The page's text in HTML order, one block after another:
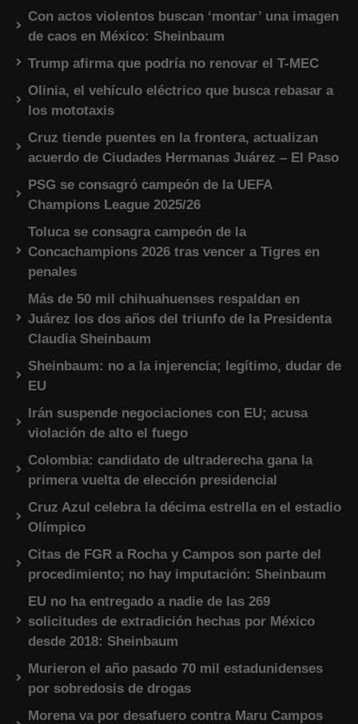
Con actos violentos buscan ‘montar’ una imagen
de caos en México: Sheinbaum
Trump afirma que podría no renovar el T-MEC
Olinia, el vehículo eléctrico que busca rebasar a
los mototaxis
Cruz tiende puentes en la frontera, actualizan
acuerdo de Ciudades Hermanas Juárez – El Paso
PSG se consagró campeón de la UEFA
Champions League 2025/26
Toluca se consagra campeón de la
Concachampions 2026 tras vencer a Tigres en
penales
Más de 50 mil chihuahuenses respaldan en
Juárez los dos años del triunfo de la Presidenta
Claudia Sheinbaum
Sheinbaum: no a la injerencia; legítimo, dudar de
EU
Irán suspende negociaciones con EU; acusa
violación de alto el fuego
Colombia: candidato de ultraderecha gana la
primera vuelta de elección presidencial
Cruz Azul celebra la décima estrella en el estadio
Olímpico
Citas de FGR a Rocha y Campos son parte del
procedimiento; no hay imputación: Sheinbaum
EU no ha entregado a nadie de las 269
solicitudes de extradición hechas por México
desde 2018: Sheinbaum
Murieron el año pasado 70 mil estadunidenses
por sobredosis de drogas
Morena va por desafuero contra Maru Campos